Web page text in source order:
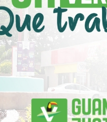
pese a críticas y